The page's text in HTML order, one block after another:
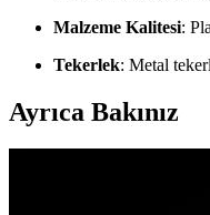
Malzeme Kalitesi:
Tekerlek: Metal
Ayrıca Bakınız